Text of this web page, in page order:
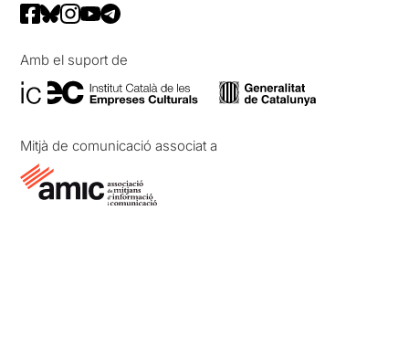
Amb el suport de
Mitjà de comunicació associat a